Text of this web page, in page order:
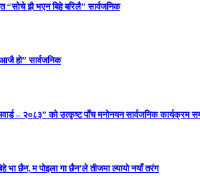
“सोचे झै भएन बिहे बरिलै” सार्वजनिक
आजै हो” सार्वजनिक
– २०८३” को उत्कृष्ट पाँच मनोनयन सार्वजनिक कार्यक्रम
भा छैन, म पोइला गा छैन’ले तीजमा ल्यायो नयाँ तरंग